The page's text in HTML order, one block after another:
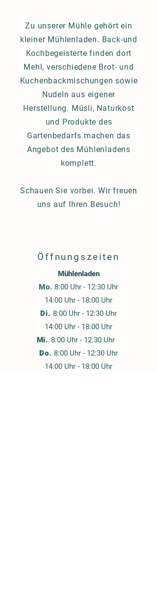
A
T
Ü
Zu unserer Mühle gehört ein
kleiner Mühlenladen. Back-und
Kochbegeisterte finden dort
Mehl, verschiedene Brot- und
Kuchenbackmischungen sowie
Nudeln aus eigener
Herstellung. Müsli, Naturkost
und Produkte des
Gartenbedarfs machen das
Angebot des Mühlenladens
komplett.
Schauen Sie vorbei. Wir freuen
uns auf Ihren Besuch!
Öffnungszeiten
Mühlenladen
Mo. 8:00 Uhr - 12:30 Uhr
14:00 Uhr - 18:00 Uhr
Di. 8:00 Uhr - 12:30 Uhr
14:00 Uhr - 18:00 Uhr
Mi. 8:00 Uhr - 12:30 Uhr
Do. 8:00 Uhr - 12:30 Uhr
14:00 Uhr - 18:00 Uhr